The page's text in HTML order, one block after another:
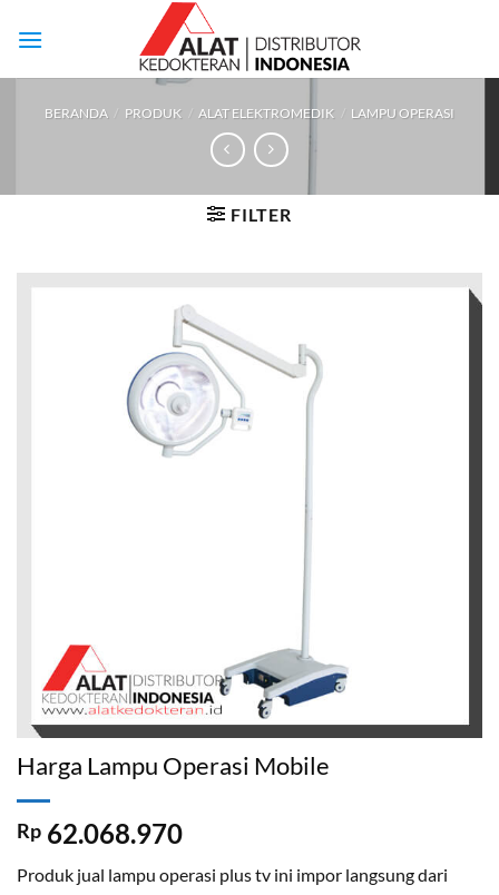
BERANDA / PRODUK / ALAT ELEKTROMEDIK / LAMPU OPERASI
FILTER
Harga Lampu Operasi Mobile
Rp 62.068.970
Produk jual lampu operasi plus tv ini impor langsung dari